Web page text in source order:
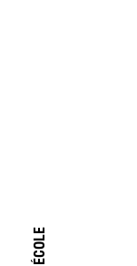
ÉCOLE